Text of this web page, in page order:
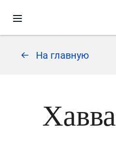
На главную
Хавва